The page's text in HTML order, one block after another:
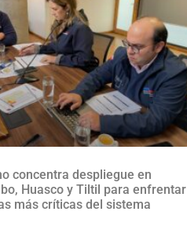
concentra despliegue en
Huasco y Tiltil para enfrentar
más críticas del sistema